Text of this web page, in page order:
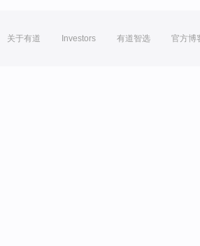
关于有道 Investors 有道智选 官方博